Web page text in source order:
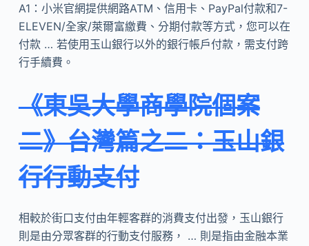
A1：小米官網提供網路ATM、信用卡、PayPal付款和7-
ELEVEN/全家/萊爾富繳費、分期付款等方式，您可以在
付款 … 若使用玉山銀行以外的銀行帳戶付款，需支付跨
行手續費。
《東吳大學商學院個案
二》台灣篇之二：玉山銀
行行動支付
相較於街口支付由年輕客群的消費支付出發，玉山銀行
則是由分眾客群的行動支付服務， … 則是指由金融本業